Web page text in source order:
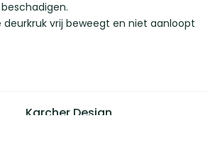
vrij beweegt en niet aanloopt
Karcher Design